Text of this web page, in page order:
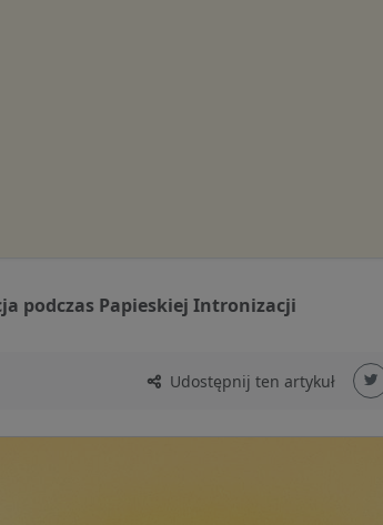
podczas Papieskiej Intronizacji
Udostępnij ten artykuł